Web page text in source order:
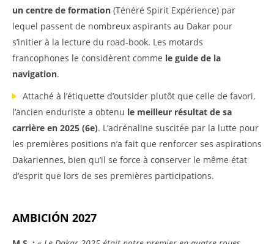
un centre de formation (Ténéré Spirit Expérience) par
lequel passent de nombreux aspirants au Dakar pour
s’initier à la lecture du road-book. Les motards
francophones le considèrent comme le guide de la
navigation.
Attaché à l’étiquette d’outsider plutôt que celle de favori,
l’ancien enduriste a obtenu le meilleur résultat de sa
carrière en 2025 (6e). L’adrénaline suscitée par la lutte pour
les premières positions n’a fait que renforcer ses aspirations
Dakariennes, bien qu’il se force à conserver le même état
d’esprit que lors de ses premières participations.
AMBICIÓN 2027